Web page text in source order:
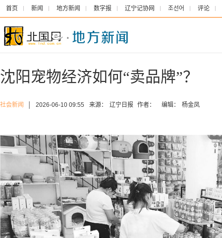
首页 新闻 地方新闻 数字报 辽宁记协网 조선어 评论
沈阳宠物经济如何“卖品牌”？
社会新闻 2026-06-10 09:55 来源： 辽宁日报 作者： 编辑： 杨金凤